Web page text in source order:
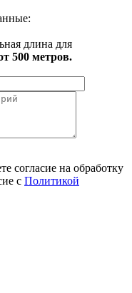
длина для
500 метров.
согласие на обработку
с Политикой